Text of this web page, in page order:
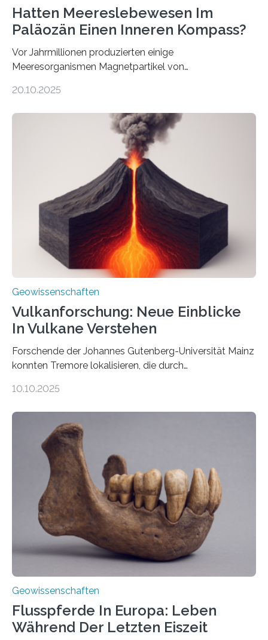
Hatten Meereslebewesen Im
Paläozän Einen Inneren Kompass?
Vor Jahrmillionen produzierten einige
Meeresorganismen Magnetpartikel von
Sedimenten zu finden sind. Nun ist es einem
Domänen auf einem dieser „Riesenmagnetfossilien” mit
einer raffinierten Methode an der Diamond-
Röntgenquelle zu kartieren. Ihre Analyse zeigt, dass
diese Partikel es den Organismen ermöglicht haben
könnten, winzige Schwankungen sowohl in der
Richtung als auch in der Intensität des Erdmagnetfelds
wahrzunehmen. Dadurch konnten sie sich verorten und
über den Ozean navigieren. Vor einigen Jahren…
20.10.2025
Geowissenschaften
Vulkanforschung: Neue Einblicke
In Vulkane Verstehen
Forschende der Johannes Gutenberg-Universität Mainz
konnten Tremore lokalisieren, die durch
Vulkan? Was passiert in der Erde darunter? Wo
erzeugt durch Magma oder Gase, die sich durch
Schlote einen Weg nach oben bahnen? Jun.-Prof. Dr.
Miriam Christina Reiss, Vulkanseismologin an der
Johannes Gutenberg-Universität Mainz (JGU), und ihr
Team haben am Vulkan Oldoinyo Lengai in Tansania
solche Tremore lokalisiert. „Wir konnten die Tremore
nicht nur nachweisen, sondern ihren Ort in…
10.10.2025
Geowissenschaften
Flusspferde In Europa: Leben
Während Der Letzten Eiszeit